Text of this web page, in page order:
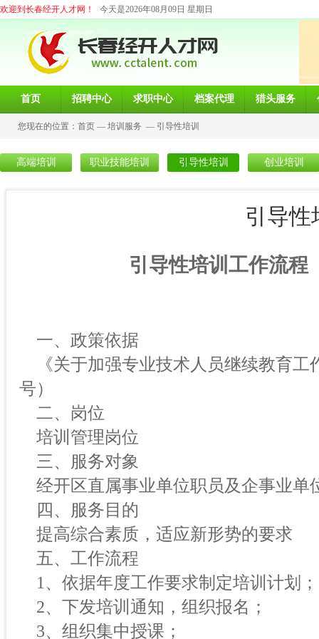
欢迎到长春经开人才网！ 今天是2026年08月09日 星期日
首页 招聘中心 求职中心 档案代理 猎头服务
您现在的位置： 首页 — 培训服务 — 引导性培训
高端培训 职业技能培训 引导性培训 创业培训
引导性
引导性培训工作流程
一、政策依据
《关于加强专业技术人员继续教育工
号）
二、岗位
培训管理岗位
三、服务对象
经开区直属事业单位职员及企事业单
四、服务目的
提高综合素质，适应新形势的要求
五、工作流程
1、依据年度工作要求制定培训计划；
2、下发培训通知，组织报名；
3、组织集中授课；